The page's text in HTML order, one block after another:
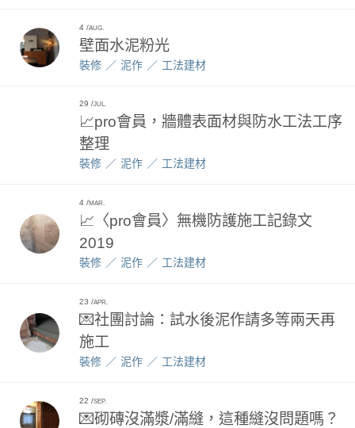
4 AUG.
壁面水泥粉光
裝修 泥作 工法建材
29 JUL.
📈pro會員，牆體表面材與防水工法工序
整理
裝修 泥作 工法建材
4 MAR.
📈〈pro會員〉無機防護施工記錄文
2019
裝修 泥作 工法建材
23 APR.
💌社團討論：試水後泥作請多等兩天再
施工
裝修 泥作 工法建材
22 SEP.
💌砌磚沒滿漿/滿縫，這種縫沒問題嗎？